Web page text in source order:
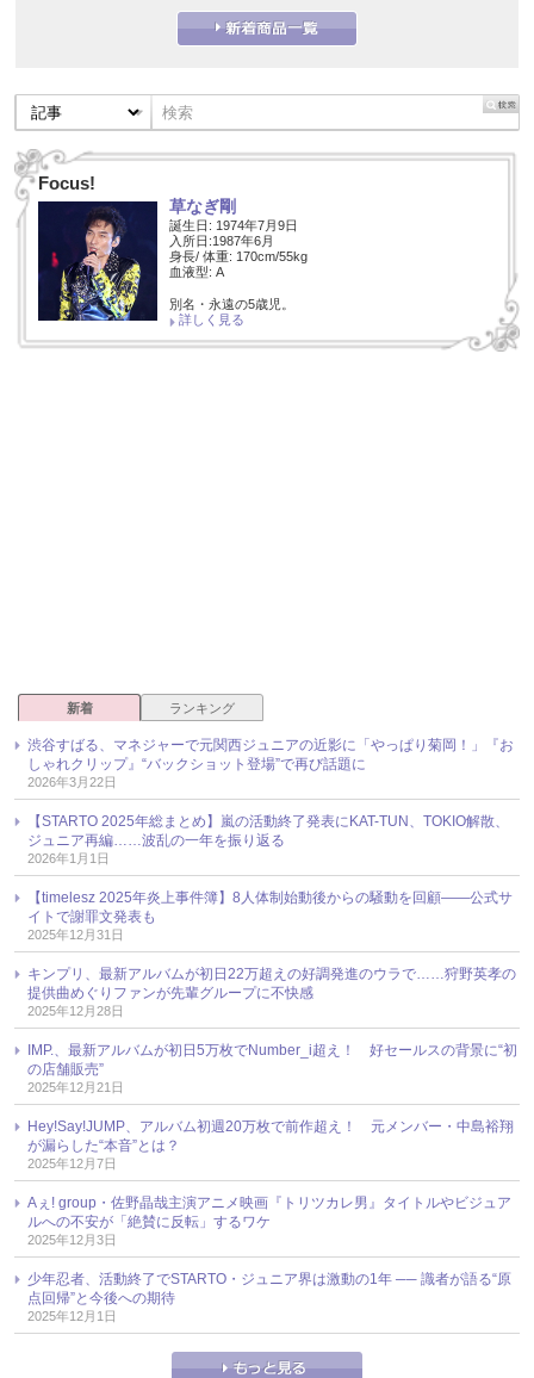
Focus!
草なぎ剛
誕生日: 1974年7月9日
入所日:1987年6月
身長/ 体重: 170cm/55kg
血液型: A
別名・永遠の5歳児。
詳しく見る
新着 ランキング
渋谷すばる、マネジャーで元関西ジュニアの近影に「やっぱり菊岡！」『お
しゃれクリップ』“バックショット登場”で再び話題に
2026年3月22日
【STARTO 2025年総まとめ】嵐の活動終了発表にKAT-TUN、TOKIO解散、
ジュニア再編……波乱の一年を振り返る
2026年1月1日
【timelesz 2025年炎上事件簿】8人体制始動後からの騒動を回顧――公式サ
イトで謝罪文発表も
2025年12月31日
キンプリ、最新アルバムが初日22万超えの好調発進のウラで……狩野英孝の
提供曲めぐりファンが先輩グループに不快感
2025年12月28日
IMP.、最新アルバムが初日5万枚でNumber_i超え！ 好セールスの背景に“初
の店舗販売”
2025年12月21日
Hey!Say!JUMP、アルバム初週20万枚で前作超え！ 元メンバー・中島裕翔
が漏らした“本音”とは？
2025年12月7日
Aぇ! group・佐野晶哉主演アニメ映画『トリツカレ男』タイトルやビジュア
ルへの不安が「絶賛に反転」するワケ
2025年12月3日
少年忍者、活動終了でSTARTO・ジュニア界は激動の1年 ── 識者が語る“原
点回帰”と今後への期待
2025年12月1日